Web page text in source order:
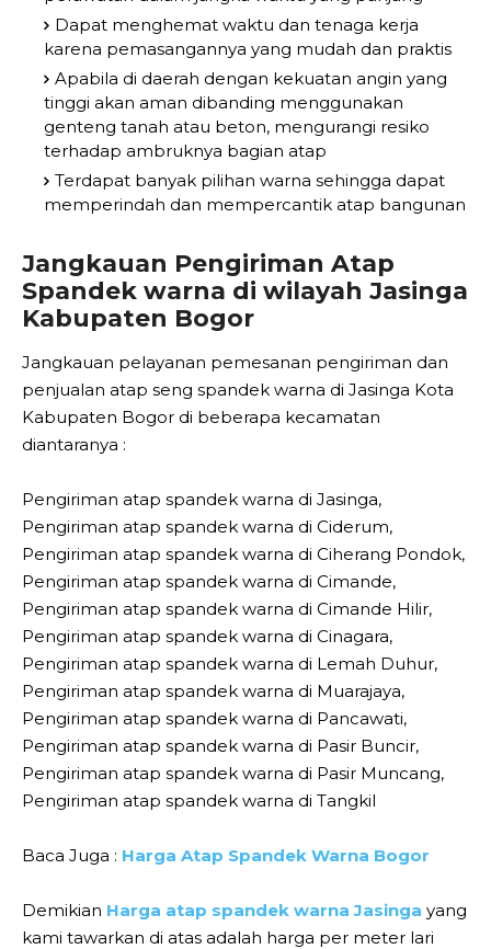
Dapat menghemat waktu dan tenaga kerja
karena pemasangannya yang mudah dan praktis
Apabila di daerah dengan kekuatan angin yang
tinggi akan aman dibanding menggunakan
genteng tanah atau beton, mengurangi resiko
terhadap ambruknya bagian atap
Terdapat banyak pilihan warna sehingga dapat
memperindah dan mempercantik atap bangunan
Jangkauan Pengiriman Atap
Spandek warna di wilayah Jasinga
Kabupaten Bogor
Jangkauan pelayanan pemesanan pengiriman dan
penjualan atap seng spandek warna di Jasinga Kota
Kabupaten Bogor di beberapa kecamatan
diantaranya :
Pengiriman atap spandek warna di Jasinga,
Pengiriman atap spandek warna di Ciderum,
Pengiriman atap spandek warna di Ciherang Pondok,
Pengiriman atap spandek warna di Cimande,
Pengiriman atap spandek warna di Cimande Hilir,
Pengiriman atap spandek warna di Cinagara,
Pengiriman atap spandek warna di Lemah Duhur,
Pengiriman atap spandek warna di Muarajaya,
Pengiriman atap spandek warna di Pancawati,
Pengiriman atap spandek warna di Pasir Buncir,
Pengiriman atap spandek warna di Pasir Muncang,
Pengiriman atap spandek warna di Tangkil
Baca Juga : Harga Atap Spandek Warna Bogor
Demikian Harga atap spandek warna Jasinga yang
kami tawarkan di atas adalah harga per meter lari